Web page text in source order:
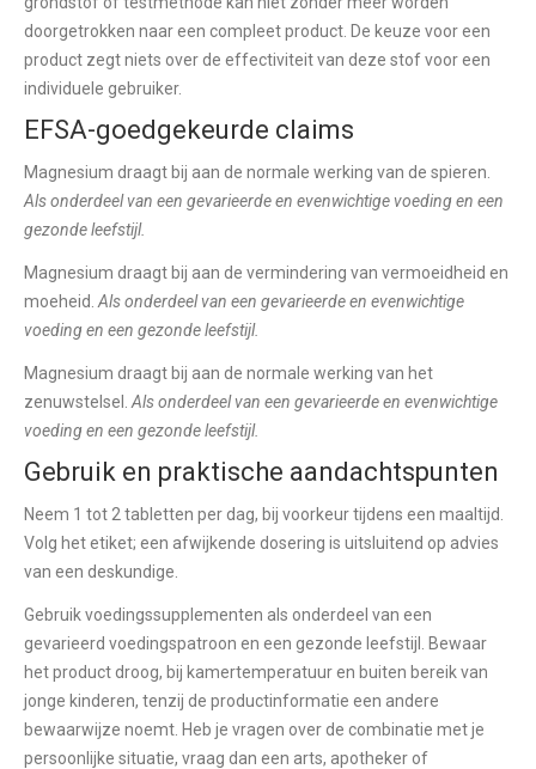
doorgetrokken naar een compleet product. De keuze voor een
product zegt niets over de effectiviteit van deze stof voor een
individuele gebruiker.
EFSA-goedgekeurde claims
Magnesium draagt bij aan de normale werking van de spieren.
Als onderdeel van een gevarieerde en evenwichtige voeding en een
gezonde leefstijl.
Magnesium draagt bij aan de vermindering van vermoeidheid en
moeheid. Als onderdeel van een gevarieerde en evenwichtige
voeding en een gezonde leefstijl.
Magnesium draagt bij aan de normale werking van het
zenuwstelsel. Als onderdeel van een gevarieerde en evenwichtige
voeding en een gezonde leefstijl.
Gebruik en praktische aandachtspunten
Neem 1 tot 2 tabletten per dag, bij voorkeur tijdens een maaltijd.
Volg het etiket; een afwijkende dosering is uitsluitend op advies
van een deskundige.
Gebruik voedingssupplementen als onderdeel van een
gevarieerd voedingspatroon en een gezonde leefstijl. Bewaar
het product droog, bij kamertemperatuur en buiten bereik van
jonge kinderen, tenzij de productinformatie een andere
bewaarwijze noemt. Heb je vragen over de combinatie met je
persoonlijke situatie, vraag dan een arts, apotheker of